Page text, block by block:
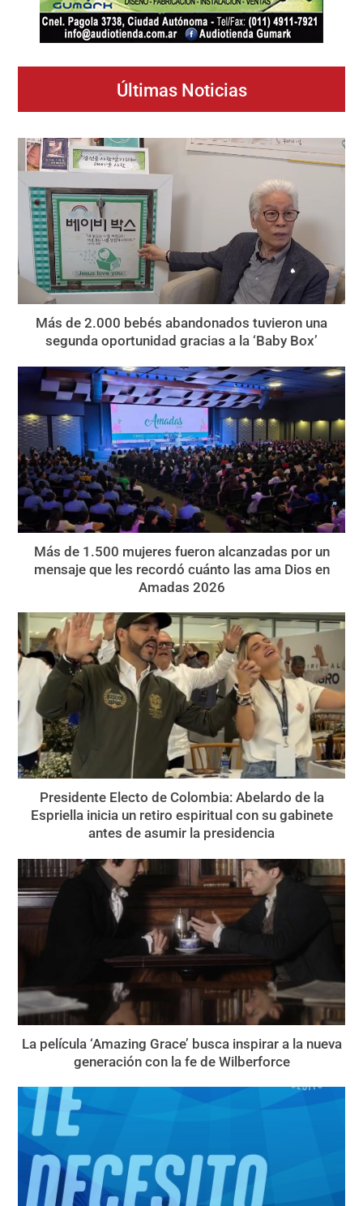
Últimas Noticias
Más de 2.000 bebés abandonados tuvieron una
segunda oportunidad gracias a la ‘Baby Box’
Más de 1.500 mujeres fueron alcanzadas por un
mensaje que les recordó cuánto las ama Dios en
Amadas 2026
Presidente Electo de Colombia: Abelardo de la
Espriella inicia un retiro espiritual con su gabinete
antes de asumir la presidencia
La película ‘Amazing Grace’ busca inspirar a la nueva
generación con la fe de Wilberforce